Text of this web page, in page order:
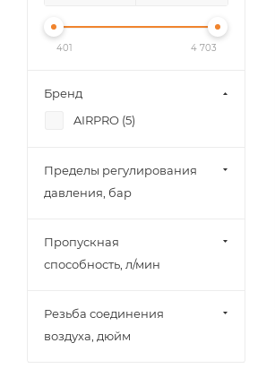
401 4 703
Бренд
AIRPRO (5)
Пределы регулирования
давления, бар
Пропускная
способность, л/мин
Резьба соединения
воздуха, дюйм